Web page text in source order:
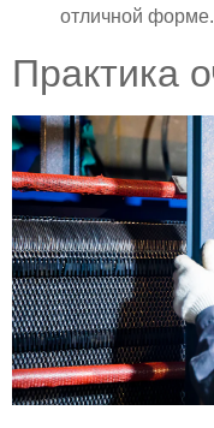
отличной форме.
Практика